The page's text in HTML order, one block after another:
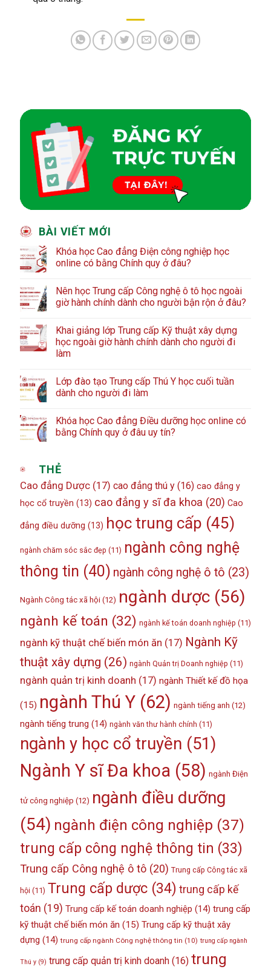
BÀI VIẾT MỚI
Khóa học Cao đẳng Điện công nghiệp học
online có bằng Chính quy ở đâu?
Nên học Trung cấp Công nghệ ô tô học ngoài
giờ hành chính dành cho người bận rộn ở đâu?
Khai giảng lớp Trung cấp Kỹ thuật xây dựng
học ngoài giờ hành chính dành cho người đi
làm
Lớp đào tạo Trung cấp Thú Y học cuối tuần
dành cho người đi làm
Khóa học Cao đẳng Điều dưỡng học online có
bằng Chính quy ở đâu uy tín?
THẺ
Cao đẳng Dược(17) cao đẳng thú y(16) cao đẳng y
học cổ truyền (13) cao đẳng y sĩ đa khoa (20) Cao
đẳng điều dưỡng (13) học trung cấp (45)
ngành chăm sóc sắc đẹp (11) ngành công nghệ
thông tin (40) ngành công nghệ ô tô (23)
Ngành Công tác xã hội(12) ngành dược(56)
ngành kế toán (32) ngành kế toán doanh nghiệp (11)
ngành kỹ thuật chế biến món ăn (17) Ngành Kỹ
thuật xây dựng (26) ngành Quản trị Doanh nghiệp (11)
ngành quản trị kinh doanh (17) ngành Thiết kế đồ họa
(15) ngành Thú Y(62) ngành tiếng anh (12)
ngành tiếng trung (14) ngành văn thư hành chính (11)
ngành y học cổ truyền (51)
Ngành Y sĩ Đa khoa (58) ngành Điện
tử công nghiệp (12) ngành điều dưỡng
(54) ngành điện công nghiệp (37)
trung cấp công nghệ thông tin (33)
Trung cấp Công nghệ ô tô(20) Trung cấp Công tác xã
hội (11) Trung cấp dược(34) trung cấp kế
toán (19) Trung cấp kế toán doanh nghiệp (14) trung cấp
kỹ thuật chế biến món ăn (15) Trung cấp kỹ thuật xây
dựng (14) trung cấp ngành Công nghệ thông tin (10) trung cấp ngành
Thú y(9) trung cấp quản trị kinh doanh(16) trung